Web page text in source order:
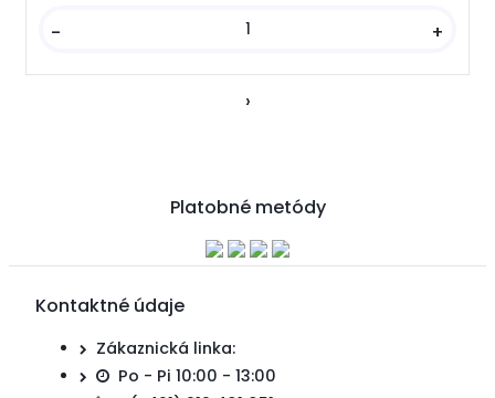
- +
›
Platobné metódy
Kontaktné údaje
Zákaznická linka:
Po - Pi 10:00 - 13:00